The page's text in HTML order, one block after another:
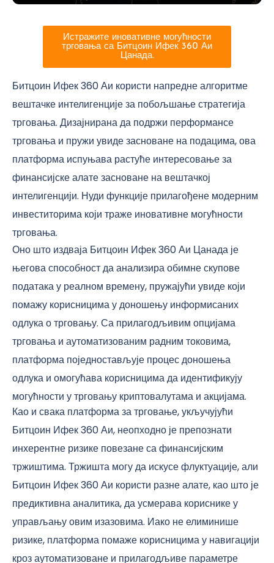
Истражите иновативне могућности
трговања са Битцоин Ифек 360 Аи
Цанада.
Битцоин Ифек 360 Аи користи напредне алгоритме
вештачке интелигенције за побољшање стратегија
трговања. Дизајнирана да подржи перформансе
трговања и пружи увиде засноване на подацима, ова
платформа испуњава растуће интересовање за
финансијске алате засноване на вештачкој
интелигенцији. Нуди функције прилагођене модерним
инвеститорима који траже иновативне могућности
трговања.
Оно што издваја Битцоин Ифек 360 Аи Цанада је
његова способност да анализира обимне скупове
података у реалном времену, пружајући увиде који
помажу корисницима у доношењу информисаних
одлука о трговању. Са прилагодљивим опцијама
трговања и аутоматизованим радним токовима,
платформа поједностављује процес доношења
одлука и омогућава корисницима да идентификују
могућности у трговању криптовалутама и акцијама.
Као и свака платформа за трговање, укључујући
Битцоин Ифек 360 Аи, неопходно је препознати
инхерентне ризике повезане са финансијским
тржиштима. Тржишта могу да искусе флуктуације, али
Битцоин Ифек 360 Аи користи разне алате, као што је
предиктивна аналитика, да усмерава кориснике у
управљању овим изазовима. Иако не елиминише
ризике, платформа помаже корисницима у навигацији
кроз аутоматизоване и прилагодљиве параметре